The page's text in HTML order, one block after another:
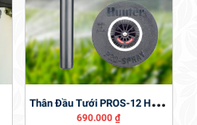
T
Hân Đầu Tưới PROS-12 Hunter
690.000₫